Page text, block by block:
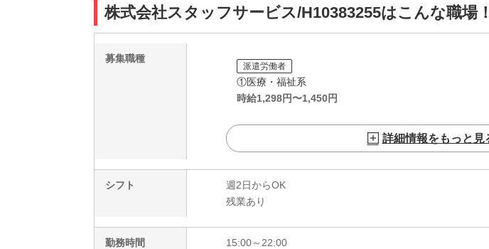
株式会社スタッフサービス/H10383255はこんな職場！
募集職種
派遣労働者
①医療・福祉系
時給1,298円〜1,450円
詳細情報をもっと見
シフト
週2日からOK
残業あり
勤務時間
15:00～22:00